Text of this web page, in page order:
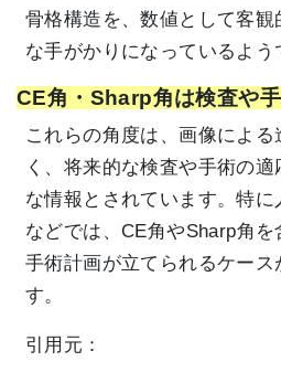
骨格構造を、数値として客観
な手がかりになっているよう
CE角・Sharp角は検査や
これらの角度は、画像によ
く、将来的な検査や手術の
な情報とされています。特
などでは、CE角やSharp角
手術計画が立てられるケース
す。
引用元：